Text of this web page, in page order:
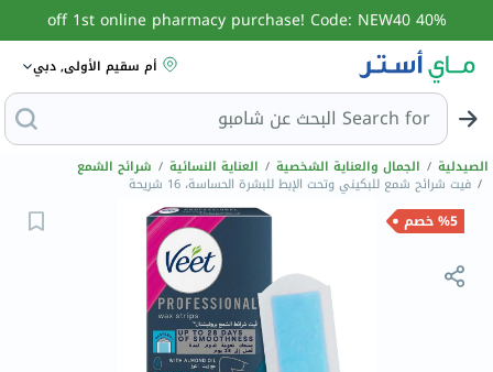
40% off 1st online pharmacy purchase! Code: NEW40
أم سقيم الأولى, دبي
Search for البحث ع
الصيدلية / الجمال والعناية الشخصية / العناية النسائية / شرائح الشمع
/ فيت شرائح شمع للبكيني وتحت الإبط للبشرة الحساسة، 16 شريحة
%5 خصم